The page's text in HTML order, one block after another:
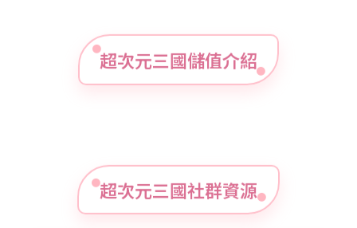
超次元三國儲值介紹
超次元三國社群資源